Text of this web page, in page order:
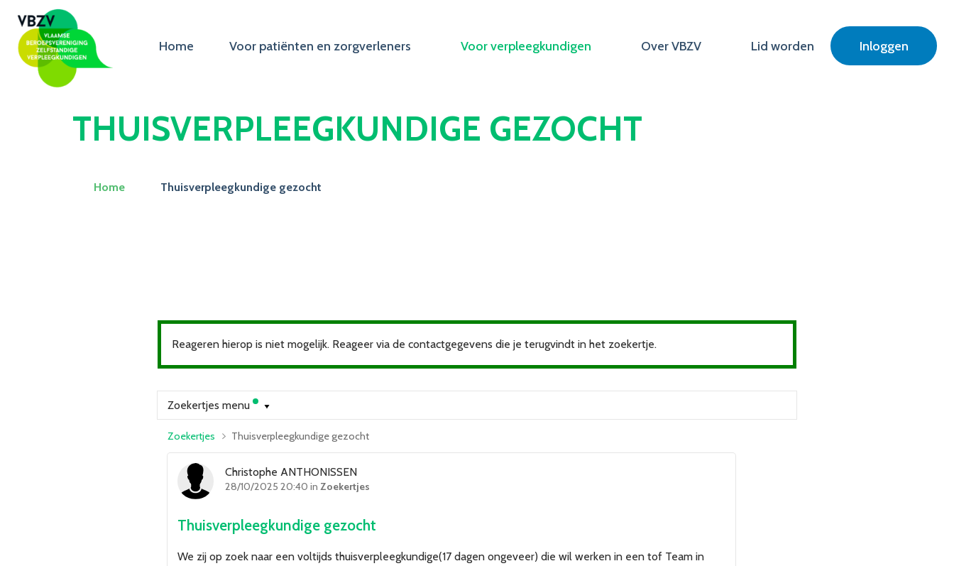
Home Voor patiënten en zorgverleners Voor verpleegkundigen Over VBZV Lid worden Inloggen
THUISVERPLEEGKUNDIGE GEZOCHT
Home Thuisverpleegkundige gezocht
Reageren hierop is niet mogelijk. Reageer via de contactgegevens die je terugvindt in het zoekertje.
Zoekertjes menu
Zoekertjes Thuisverpleegkundige gezocht
Christophe ANTHONISSEN
28/10/2025 20:40 inZoekertjes
Thuisverpleegkundige gezocht
We zij op zoek naar een voltijds thuisverpleegkundige(17 dagen ongeveer) die wil werken in een tof Team in